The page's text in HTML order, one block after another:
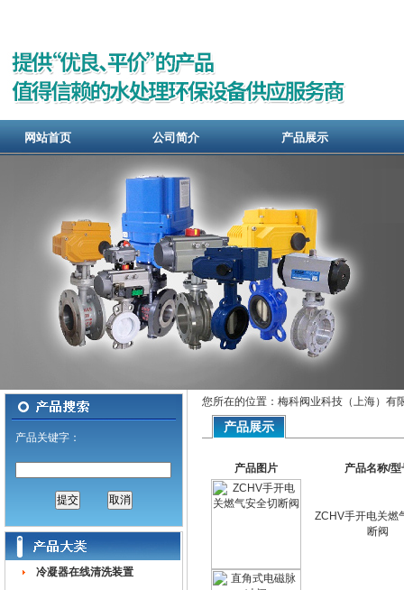
网站首页 公司简介 产品展示
产品关键字：
冷凝器在线清洗装置
您所在的位置：梅科阀业科技（上海）有
产品展示
产品图片 产品名称/型
ZCHV手开电关燃
断阀